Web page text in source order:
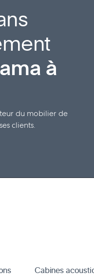
à
du mobilier de
clients.
Cabines